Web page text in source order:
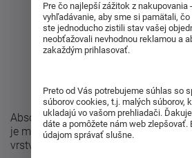
Absolútne odľahčenie tela bez Visco
je matrac Spirit Superior Cloud v
vrstva - S4420GT ...
Pre čo najlepší zážitok z nakupovania
vyhľadávanie, aby sme si pamätali,
ste jednoducho zistili stav vašej
neobťažovali nevhodnou reklamou a
zakaždým prihlasovať.
Preto od Vás potrebujeme súhlas so
súborov cookies, t.j. malých súborov,
ukladajú vo vašom prehliadači.
dáte a pomôžete nám web zlepšovať.
údajom správať slušne.